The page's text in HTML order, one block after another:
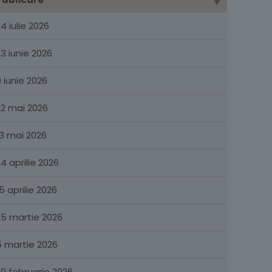
iulie 2026
iunie 2026
iunie 2026
mai 2026
mai 2026
aprilie 2026
aprilie 2026
martie 2026
martie 2026